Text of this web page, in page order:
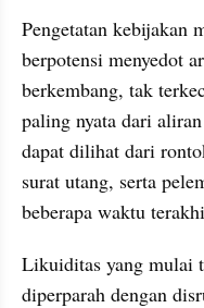
Pengetatan kebijakan
berpotensi menyedot
berkembang, tak
paling nyata dari
dapat dilihat dari
surat utang, serta
beberapa waktu
Likuiditas yang mulai
diperparah dengan